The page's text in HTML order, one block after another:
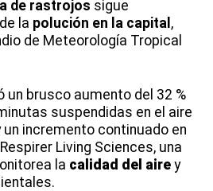
de rastrojos sigue
la polución en la capital ,
de Meteorología Tropical
un brusco aumento del 32 %
suspendidas en el aire
un incremento continuado en
Living Sciences, una
la calidad del aire y